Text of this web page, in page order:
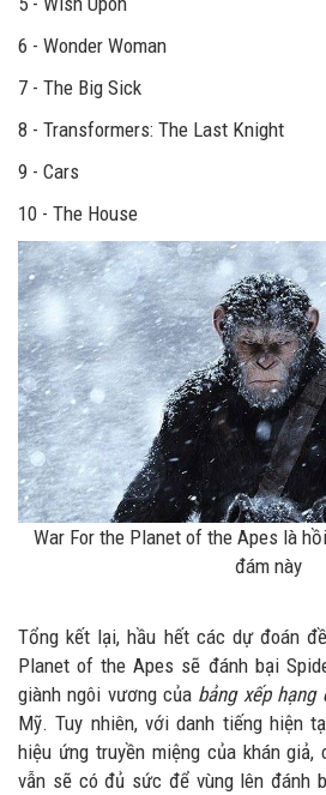
6 - Wonder Woman
7 - The Big Sick
8 - Transformers: The Last Knight
9 - Cars
10 - The House
War For the Planet of the Apes là
đám này
Tổng kết lại, hầu hết các dự đoán
Planet of the Apes sẽ đánh bại
giành ngôi vương của bảng xếp hạng
Mỹ. Tuy nhiên, với danh tiếng hiện
hiệu ứng truyền miệng của khán giả,
vẫn sẽ có đủ sức để vùng lên đánh